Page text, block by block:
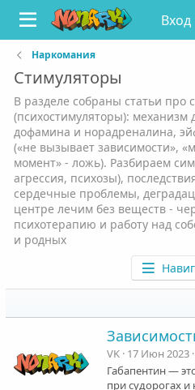
Вход
Наркомания
Стимуляторы
В разделе собраны статьи про
(психостимуляторы): механизм
дофамина и норадреналина,
(«не вызывает зависимости»,
момент» - ложь). Разбираем
агрессия, психозы),
сердечные проблемы,
центре лечим без веществ -
психотерапию и работу над
и родных
VK 17 Июн 2023
Габапентин —
при судорогах